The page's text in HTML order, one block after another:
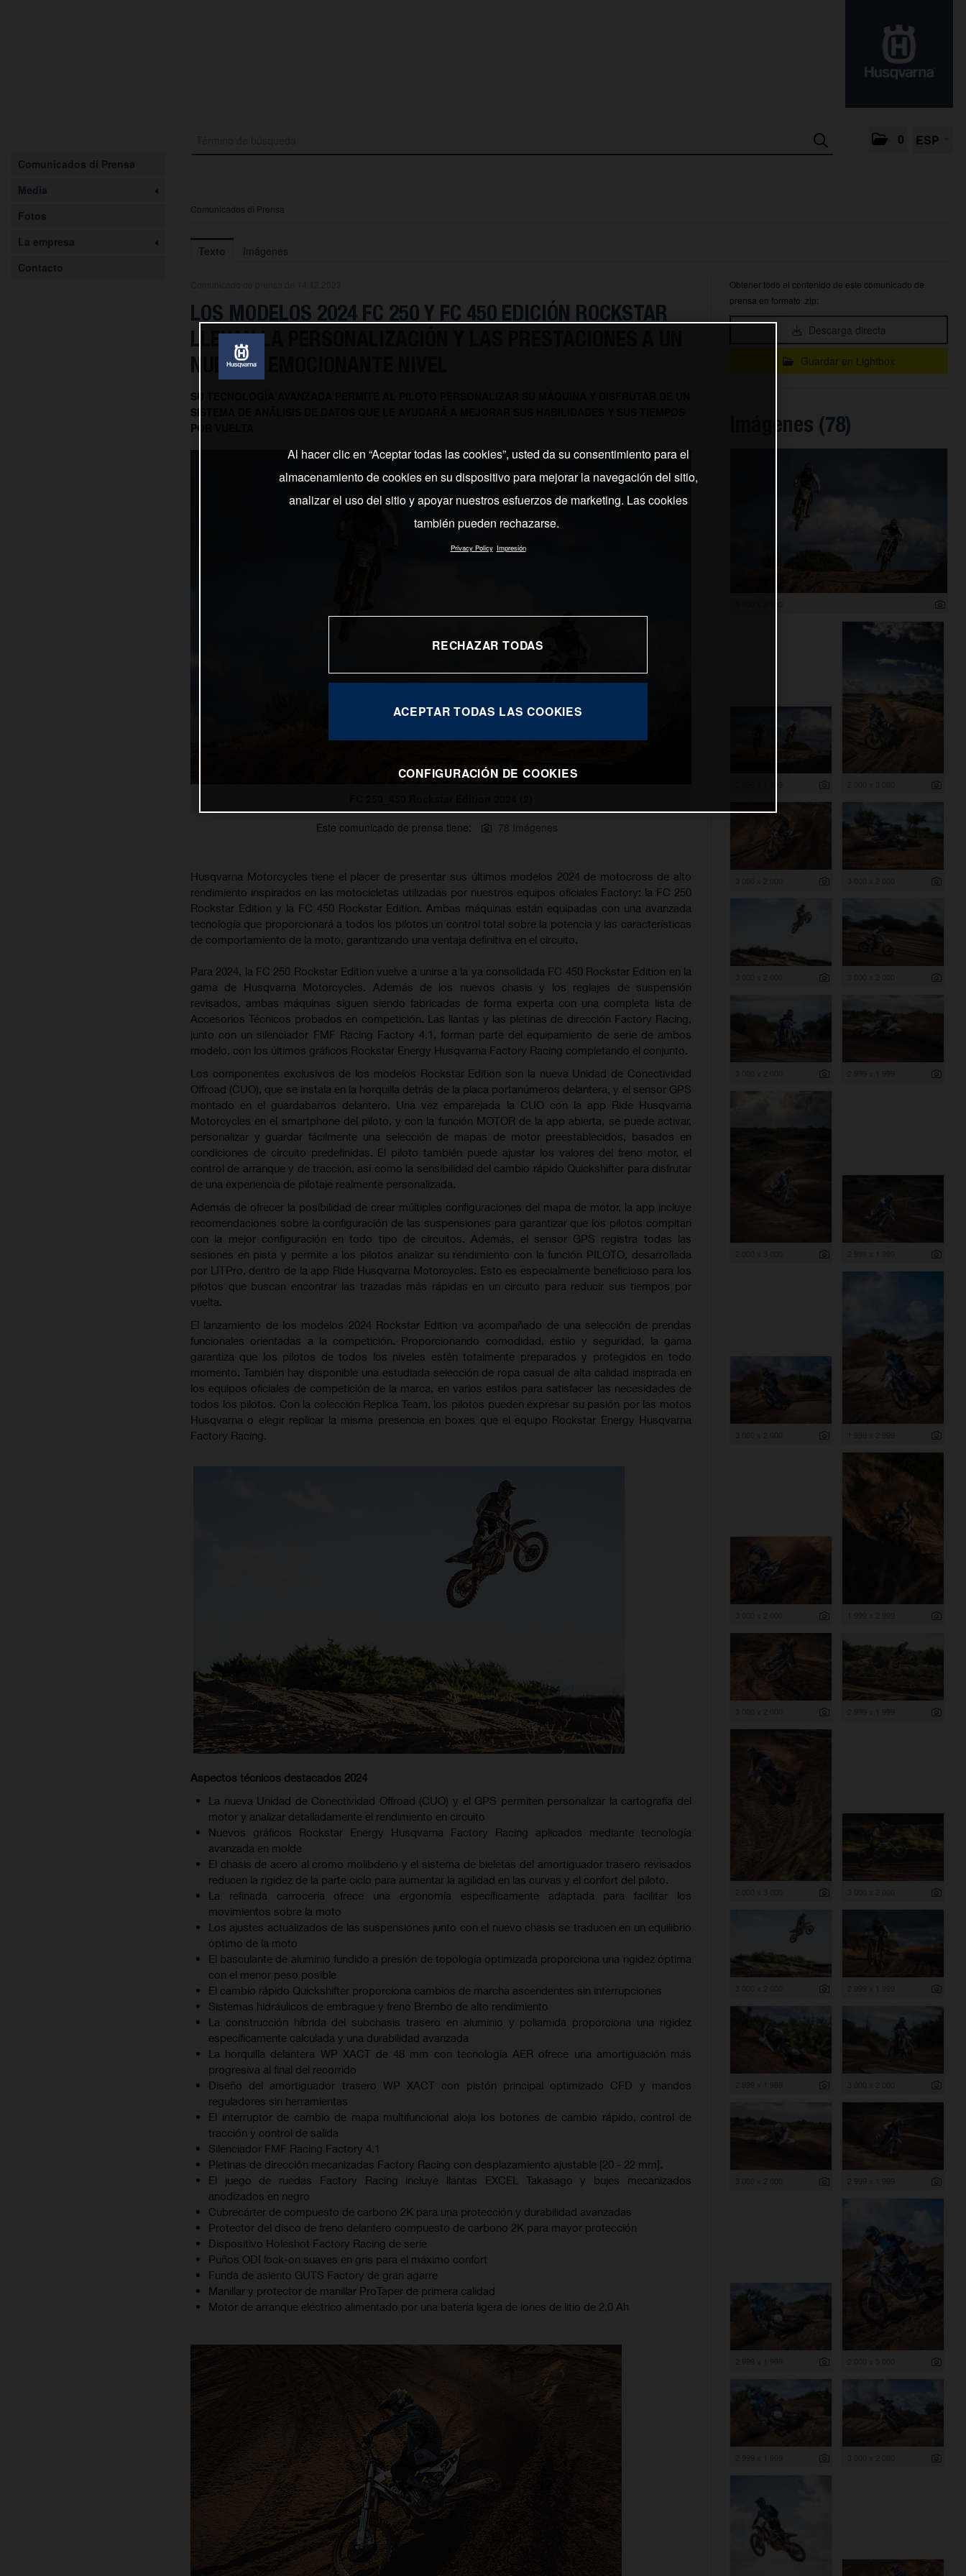
0 ESP
Comunicados di Prensa
Media
Fotos
La empresa
Contacto
Comunicados di Prensa
Texto Imágenes
LOS MODELOS 2024 FC 250 Y FC 450 EDICIÓN ROCKSTAR
LLEVAN LA PERSONALIZACIÓN Y LAS PRESTACIONES A UN
NUEVO Y EMOCIONANTE NIVEL
SU TECNOLOGÍA AVANZADA PERMITE AL PILOTO PERSONALIZAR SU MÁQUINA Y DISFRUTAR DE UN
SISTEMA DE ANÁLISIS DE DATOS QUE LE AYUDARÁ A MEJORAR SUS HABILIDADES Y SUS TIEMPOS
POR VUELTA
Este comunicado de prensa tiene:
78 Imágenes
Husqvarna Motorcycles tiene el placer de presentar sus últimos modelos 2024 de motocross de alto
rendimiento inspirados en las motocicletas utilizadas por nuestros equipos oficiales Factory: la FC 250
Rockstar Edition y la FC 450 Rockstar Edition. Ambas máquinas están equipadas con una avanzada
tecnología que proporcionará a todos los pilotos un control total sobre la potencia y las características
de comportamiento de la moto, garantizando una ventaja definitiva en el circuito.
Para 2024, la FC 250 Rockstar Edition vuelve a unirse a la ya consolidada FC 450 Rockstar Edition en la
gama de Husqvarna Motorcycles. Además de los nuevos chasis y los reglajes de suspensión
revisados, ambas máquinas siguen siendo fabricadas de forma experta con una completa lista de
Accesorios Técnicos probados en competición. Las llantas y las pletinas de dirección Factory Racing,
junto con un silenciador FMF Racing Factory 4.1, forman parte del equipamiento de serie de ambos
modelo, con los últimos gráficos Rockstar Energy Husqvarna Factory Racing completando el conjunto.
Los componentes exclusivos de los modelos Rockstar Edition son la nueva Unidad de Conectividad
Offroad (CUO), que se instala en la horquilla detrás de la placa portanúmeros delantera, y el sensor GPS
montado en el guardabarros delantero. Una vez emparejada la CUO con la app Ride Husqvarna
Motorcycles en el smartphone del piloto, y con la función MOTOR de la app abierta, se puede activar,
personalizar y guardar fácilmente una selección de mapas de motor preestablecidos, basados en
condiciones de circuito predefinidas. El piloto también puede ajustar los valores del freno motor, el
control de arranque y de tracción, así como la sensibilidad del cambio rápido Quickshifter para disfrutar
de una experiencia de pilotaje realmente personalizada.
Además de ofrecer la posibilidad de crear múltiples configuraciones del mapa de motor, la app incluye
recomendaciones sobre la configuración de las suspensiones para garantizar que los pilotos compitan
con la mejor configuración en todo tipo de circuitos. Además, el sensor GPS registra todas las
sesiones en pista y permite a los pilotos analizar su rendimiento con la función PILOTO, desarrollada
por LITPro, dentro de la app Ride Husqvarna Motorcycles. Esto es especialmente beneficioso para los
pilotos que buscan encontrar las trazadas más rápidas en un circuito para reducir sus tiempos por
vuelta.
El lanzamiento de los modelos 2024 Rockstar Edition va acompañado de una selección de prendas
funcionales orientadas a la competición. Proporcionando comodidad, estilo y seguridad, la gama
garantiza que los pilotos de todos los niveles estén totalmente preparados y protegidos en todo
momento. También hay disponible una estudiada selección de ropa casual de alta calidad inspirada en
los equipos oficiales de competición de la marca, en varios estilos para satisfacer las necesidades de
todos los pilotos. Con la colección Replica Team, los pilotos pueden expresar su pasión por las motos
Husqvarna o elegir replicar la misma presencia en boxes que el equipo Rockstar Energy Husqvarna
Factory Racing.
Aspectos técnicos destacados 2024
La nueva Unidad de Conectividad Offroad (CUO) y el GPS permiten personalizar la cartografía del
motor y analizar detalladamente el rendimiento en circuito
Nuevos gráficos Rockstar Energy Husqvarna Factory Racing aplicados mediante tecnología
avanzada en molde
El chasis de acero al cromo molibdeno y el sistema de bieletas del amortiguador trasero revisados
reducen la rigidez de la parte ciclo para aumentar la agilidad en las curvas y el confort del piloto.
La refinada carrocería ofrece una ergonomía específicamente adaptada para facilitar los
movimientos sobre la moto
Los ajustes actualizados de las suspensiones junto con el nuevo chasis se traducen en un equilibrio
óptimo de la moto
El basculante de aluminio fundido a presión de topología optimizada proporciona una rigidez óptima
con el menor peso posible
El cambio rápido Quickshifter proporciona cambios de marcha ascendentes sin interrupciones
Sistemas hidráulicos de embrague y freno Brembo de alto rendimiento
La construcción híbrida del subchasis trasero en aluminio y poliamida proporciona una rigidez
específicamente calculada y una durabilidad avanzada
La horquilla delantera WP XACT de 48 mm con tecnología AER ofrece una amortiguación más
progresiva al final del recorrido
Diseño del amortiguador trasero WP XACT con pistón principal optimizado CFD y mandos
reguladores sin herramientas
El interruptor de cambio de mapa multifuncional aloja los botones de cambio rápido, control de
tracción y control de salida
Silenciador FMF Racing Factory 4.1
Pletinas de dirección mecanizadas Factory Racing con desplazamiento ajustable [20 - 22 mm].
El juego de ruedas Factory Racing incluye llantas EXCEL Takasago y bujes mecanizados
anodizados en negro
Cubrecárter de compuesto de carbono 2K para una protección y durabilidad avanzadas
Protector del disco de freno delantero compuesto de carbono 2K para mayor protección
Dispositivo Holeshot Factory Racing de serie
Puños ODI lock-on suaves en gris para el máximo confort
Funda de asiento GUTS Factory de gran agarre
Manillar y protector de manillar ProTaper de primera calidad
Motor de arranque eléctrico alimentado por una batería ligera de iones de litio de 2,0 Ah
Obtener todo el contenido de este comunicado de
prensa en formato .zip:
Descarga directa
Guardar en Lightbox
Imágenes (78)
Al hacer clic en “Aceptar todas las cookies”, usted da su consentimiento para el
almacenamiento de cookies en su dispositivo para mejorar la navegación del sitio,
analizar el uso del sitio y apoyar nuestros esfuerzos de marketing. Las cookies
también pueden rechazarse.
Privacy Policy Impresión
RECHAZAR TODAS
ACEPTAR TODAS LAS COOKIES
CONFIGURACIÓN DE COOKIES